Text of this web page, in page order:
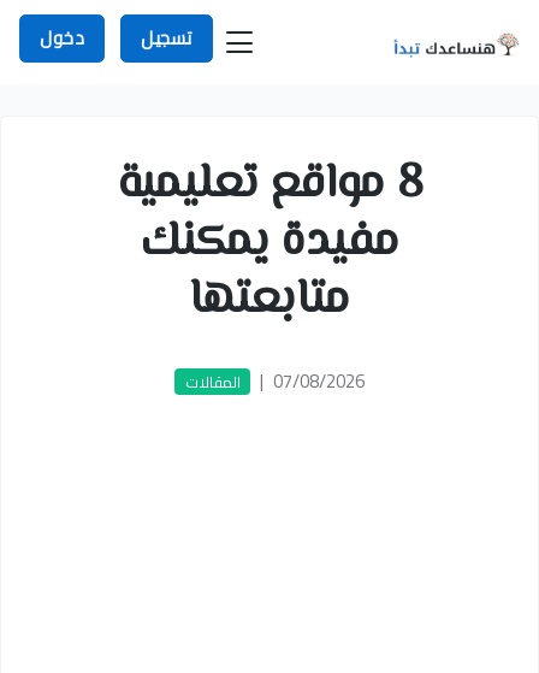
تسجيل دخول
8 مواقع تعليمية
مفيدة يمكنك
متابعتها
07/08/2026
| المقالات